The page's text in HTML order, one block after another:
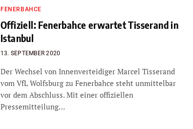
FENERBAHCE
Offiziell: Fenerbahce erwartet Tisserand in
Istanbul
13. SEPTEMBER 2020
Der Wechsel von Innenverteidiger Marcel Tisserand
vom VfL Wolfsburg zu Fenerbahce steht unmittelbar
vor dem Abschluss. Mit einer offiziellen
Pressemitteilung…